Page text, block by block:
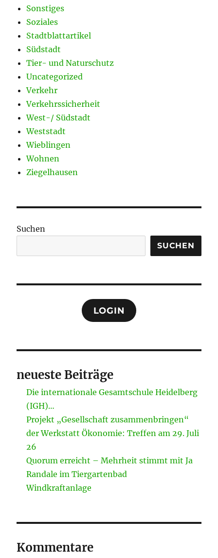
Sonstiges
Soziales
Stadtblattartikel
Südstadt
Tier- und Naturschutz
Uncategorized
Verkehr
Verkehrssicherheit
West-/ Südstadt
Weststadt
Wieblingen
Wohnen
Ziegelhausen
Suchen
SUCHEN
LOGIN
neueste Beiträge
Die internationale Gesamtschule Heidelberg
(IGH)…
Projekt „Gesellschaft zusammenbringen“
der Werkstatt Ökonomie: Treffen am 29. Juli
26
Quorum erreicht – Mehrheit stimmt mit Ja
Randale im Tiergartenbad
Windkraftanlage
Kommentare